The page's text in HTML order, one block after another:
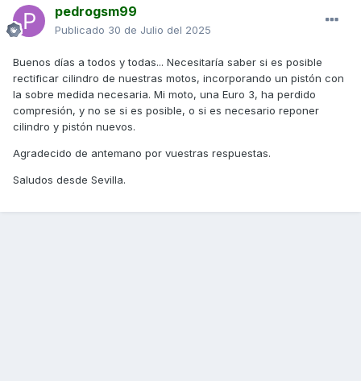
pedrogsm99
Publicado 30 de Julio del 2025
Buenos días a todos y todas... Necesitaría saber si es posible
rectificar cilindro de nuestras motos, incorporando un pistón con
la sobre medida necesaria. Mi moto, una Euro 3, ha perdido
compresión, y no se si es posible, o si es necesario reponer
cilindro y pistón nuevos.
Agradecido de antemano por vuestras respuestas.
Saludos desde Sevilla.